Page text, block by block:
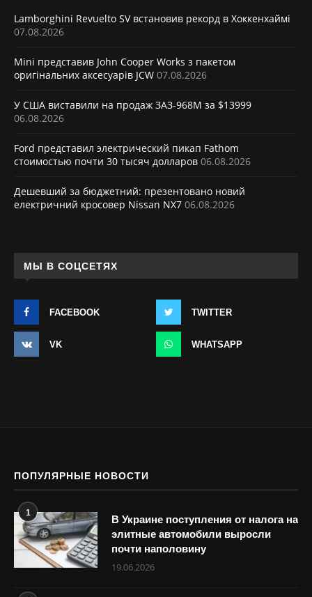
Lamborghini Revuelto SV встановив рекорд в Хоккенхаймі
07.08.2026
Mini представив John Cooper Works з пакетом
оригінальних аксесуарів JCW 07.08.2026
У США виставили на продаж ЗАЗ-968М за $13999
06.08.2026
Ford представил электрический пикап Fathom
стоимостью почти 30 тысяч долларов 06.08.2026
Дешевший за бюджетний: презентовано новий
електричний кросовер Nissan NX7 06.08.2026
МЫ В СОЦСЕТЯХ
FACEBOOK TWITTER
VK WHATSAPP
ПОПУЛЯРНЫЕ НОВОСТИ
1
В Украине поступления от налога на
элитные автомобили выросли
почти наполовину
19.06.2026